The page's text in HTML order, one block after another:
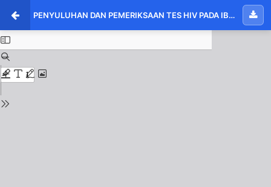
PENYULUHAN DAN PEMERIKSAAN TES HIV PADA IBU HAMIL DI KLINIK DINCE SAFRINA, SST